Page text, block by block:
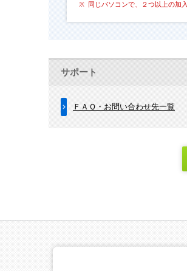
同じパソコンで、２つ以上の加
サポート
ＦＡＱ・お問い合わせ先一覧